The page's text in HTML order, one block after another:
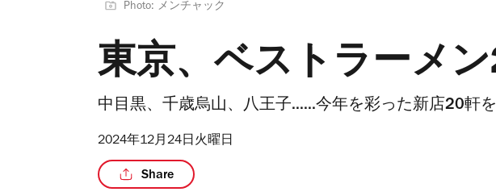
Photo: メンチャック
東京、ベストラーメ
中目黒、千歳烏山、八王子......今年を彩った新店20軒
2024年12月24日火曜日
Share